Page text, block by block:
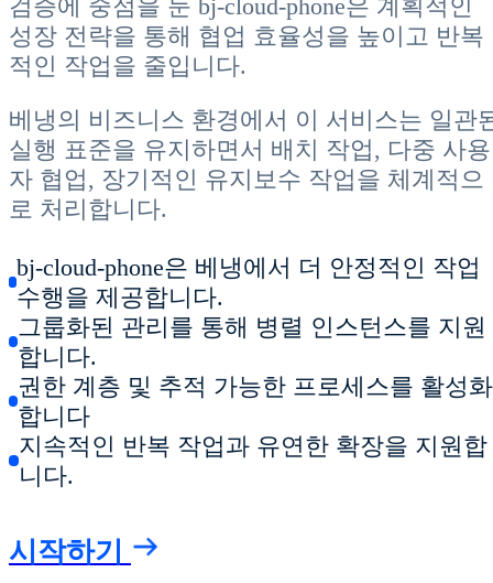
검증에 중점을 둔 bj-cloud-phone은 계획적인
성장 전략을 통해 협업 효율성을 높이고 반복
적인 작업을 줄입니다.
베냉의 비즈니스 환경에서 이 서비스는 일관
실행 표준을 유지하면서 배치 작업, 다중 사용
자 협업, 장기적인 유지보수 작업을 체계적으
로 처리합니다.
bj-cloud-phone은 베냉에서 더 안정적인 작업
수행을 제공합니다.
그룹화된 관리를 통해 병렬 인스턴스를 지원
합니다.
권한 계층 및 추적 가능한 프로세스를 활성화
합니다
지속적인 반복 작업과 유연한 확장을 지원합
니다.
시작하기